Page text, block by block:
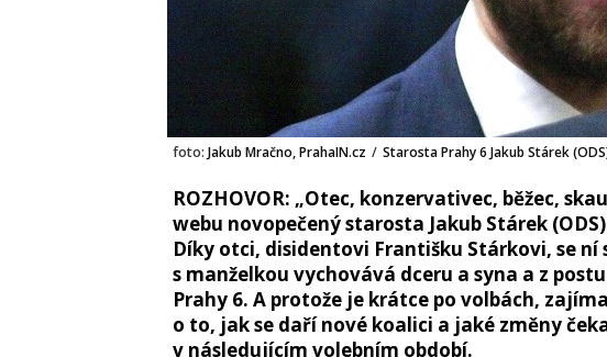
foto: Jakub Mračno, PrahaIN.cz / Starosta Prahy 6 Jakub Stárek
ROZHOVOR: „Otec, konzervativec, běžec,
webu novopečený starosta Jakub Stárek
Díky otci, disidentovi Františku Stárkovi, se ní
s manželkou vychovává dceru a syna a z
Prahy 6. A protože je krátce po volbách,
o to, jak se daří nové koalici a jaké změny
v následujícím volebním období.